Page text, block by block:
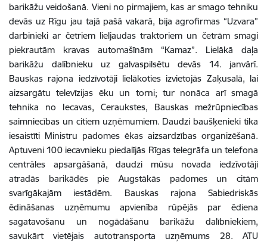
barikāžu veidošanā. Vieni no pirmajiem, kas ar smago tehniku
devās uz Rīgu jau tajā pašā vakarā, bija agrofirmas “Uzvara”
darbinieki ar četriem lieljaudas traktoriem un četrām smagi
piekrautām kravas automašīnām “Kamaz”. Lielākā daļa
barikāžu dalībnieku uz galvaspilsētu devās 14. janvārī.
Bauskas rajona iedzīvotāji lielākoties izvietojās Zaķusalā, lai
aizsargātu televīzijas ēku un torni; tur nonāca arī smagā
tehnika no Iecavas, Ceraukstes, Bauskas mežrūpniecības
saimniecības un citiem uzņēmumiem. Daudzi baušķenieki tika
iesaistīti Ministru padomes ēkas aizsardzības organizēšanā.
Aptuveni 100 iecavnieku piedalījās Rīgas telegrāfa un telefona
centrāles apsargāšanā, daudzi mūsu novada iedzīvotāji
atradās barikādēs pie Augstākās padomes un citām
svarīgākajām iestādēm. Bauskas rajona Sabiedriskās
ēdināšanas uzņēmumu apvienība rūpējās par ēdiena
sagatavošanu un nogādāšanu barikāžu dalībniekiem,
savukārt vietējais autotransporta uzņēmums 28. ATU